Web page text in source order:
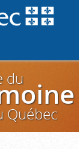
du
Québec